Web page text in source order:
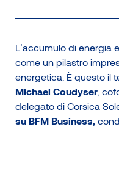
L’accumulo di energia
come un pilastro
energetica. È questo il
Michael Coudyser ,
delegato di Corsica
su BFM Business,